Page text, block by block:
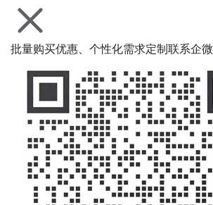
批量购买优惠、个性化需求定制联系企微